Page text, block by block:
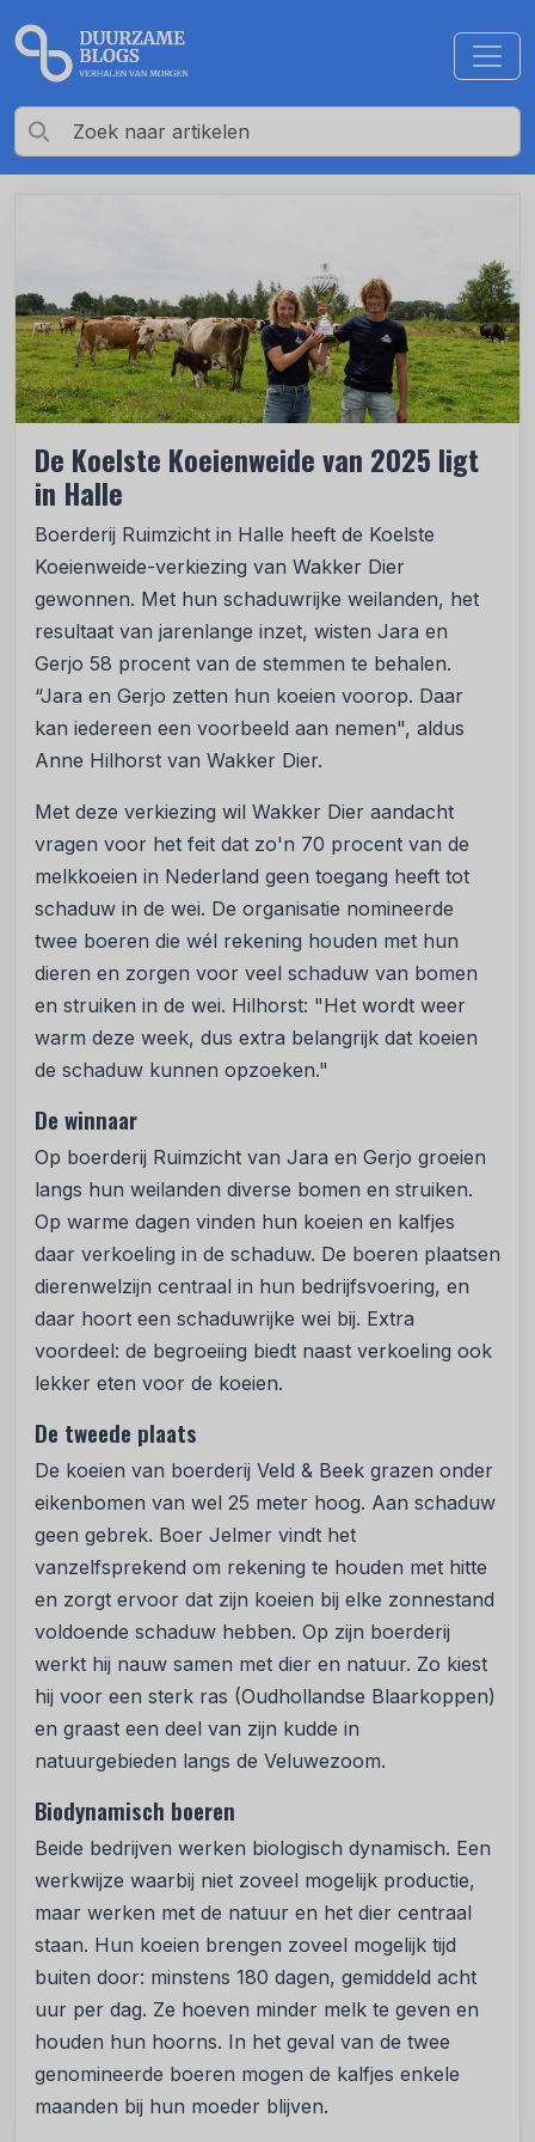
De Koelste Koeienweide van 2025 ligt
in Halle
Boerderij Ruimzicht in Halle heeft de Koelste
Koeienweide-verkiezing van Wakker Dier
gewonnen. Met hun schaduwrijke weilanden, het
resultaat van jarenlange inzet, wisten Jara en
Gerjo 58 procent van de stemmen te behalen.
“Jara en Gerjo zetten hun koeien voorop. Daar
kan iedereen een voorbeeld aan nemen", aldus
Anne Hilhorst van Wakker Dier.
Met deze verkiezing wil Wakker Dier aandacht
vragen voor het feit dat zo'n 70 procent van de
melkkoeien in Nederland geen toegang heeft tot
schaduw in de wei. De organisatie nomineerde
twee boeren die wél rekening houden met hun
dieren en zorgen voor veel schaduw van bomen
en struiken in de wei. Hilhorst: "Het wordt weer
warm deze week, dus extra belangrijk dat koeien
de schaduw kunnen opzoeken."
De winnaar
Op boerderij Ruimzicht van Jara en Gerjo groeien
langs hun weilanden diverse bomen en struiken.
Op warme dagen vinden hun koeien en kalfjes
daar verkoeling in de schaduw. De boeren plaatsen
dierenwelzijn centraal in hun bedrijfsvoering, en
daar hoort een schaduwrijke wei bij. Extra
voordeel: de begroeiing biedt naast verkoeling ook
lekker eten voor de koeien.
De tweede plaats
De koeien van boerderij Veld & Beek grazen onder
eikenbomen van wel 25 meter hoog. Aan schaduw
geen gebrek. Boer Jelmer vindt het
vanzelfsprekend om rekening te houden met hitte
en zorgt ervoor dat zijn koeien bij elke zonnestand
voldoende schaduw hebben. Op zijn boerderij
werkt hij nauw samen met dier en natuur. Zo kiest
hij voor een sterk ras (Oudhollandse Blaarkoppen)
en graast een deel van zijn kudde in
natuurgebieden langs de Veluwezoom.
Biodynamisch boeren
Beide bedrijven werken biologisch dynamisch. Een
werkwijze waarbij niet zoveel mogelijk productie,
maar werken met de natuur en het dier centraal
staan. Hun koeien brengen zoveel mogelijk tijd
buiten door: minstens 180 dagen, gemiddeld acht
uur per dag. Ze hoeven minder melk te geven en
houden hun hoorns. In het geval van de twee
genomineerde boeren mogen de kalfjes enkele
maanden bij hun moeder blijven.